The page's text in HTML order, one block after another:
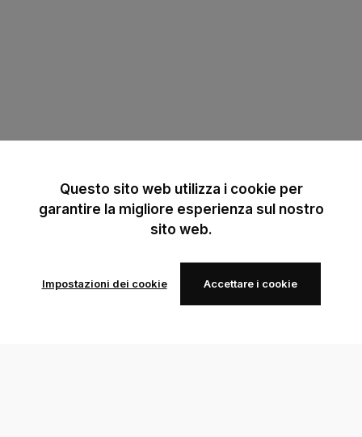
Questo sito web utilizza i cookie per
garantire la migliore esperienza sul nostro
sito web.
Impostazioni dei cookie Accettare i cookie